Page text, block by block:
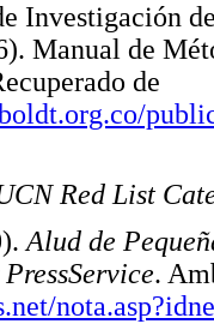
Investigación
Manual de
de
Red List
Alud de
.